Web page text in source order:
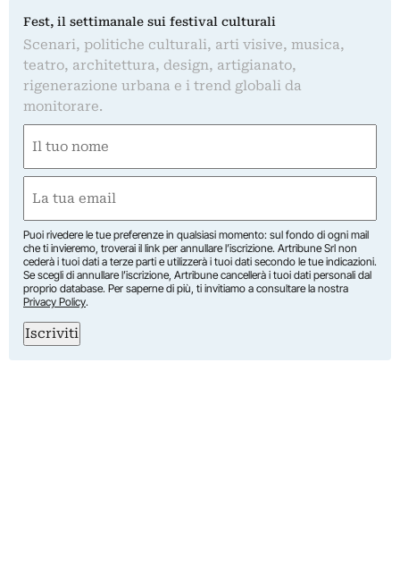
Fest, il settimanale sui festival culturali
Scenari, politiche culturali, arti visive, musica,
teatro, architettura, design, artigianato,
rigenerazione urbana e i trend globali da
monitorare.
(Required)
First
(Required)
Puoi rivedere le tue preferenze in qualsiasi momento: sul fondo di ogni mail
che ti invieremo, troverai il link per annullare l’iscrizione. Artribune Srl non
cederà i tuoi dati a terze parti e utilizzerà i tuoi dati secondo le tue indicazioni.
Se scegli di annullare l’iscrizione, Artribune cancellerà i tuoi dati personali dal
proprio database. Per saperne di più, ti invitiamo a consultare la nostra
Privacy Policy.
Iscriviti